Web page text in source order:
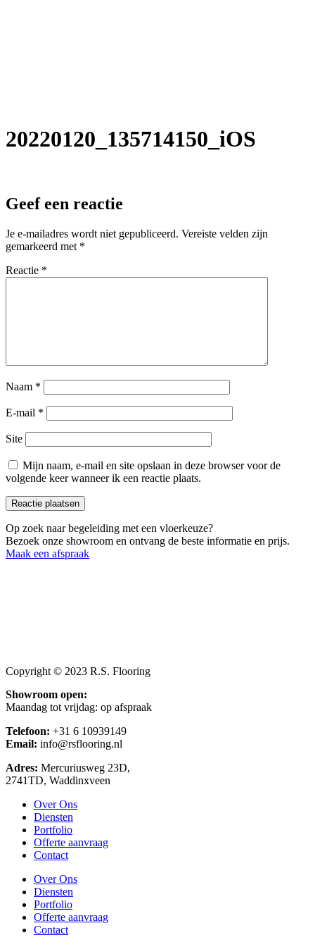
20220120_135714150_iOS
Geef een reactie
Je e-mailadres wordt niet gepubliceerd. Vereiste velden zijn
gemarkeerd met *
Reactie *
Naam *
E-mail *
Site
Mijn naam, e-mail en site opslaan in deze browser voor de
volgende keer wanneer ik een reactie plaats.
Op zoek naar begeleiding met een vloerkeuze?
Bezoek onze showroom en ontvang de beste informatie en prijs.
Maak een afspraak
Copyright © 2023 R.S. Flooring
Showroom open:
Maandag tot vrijdag: op afspraak
Telefoon: +31 6 10939149
Email: info@rsflooring.nl
Adres: Mercuriusweg 23D,
2741TD, Waddinxveen
Over Ons
Diensten
Portfolio
Offerte aanvraag
Contact
Over Ons
Diensten
Portfolio
Offerte aanvraag
Contact